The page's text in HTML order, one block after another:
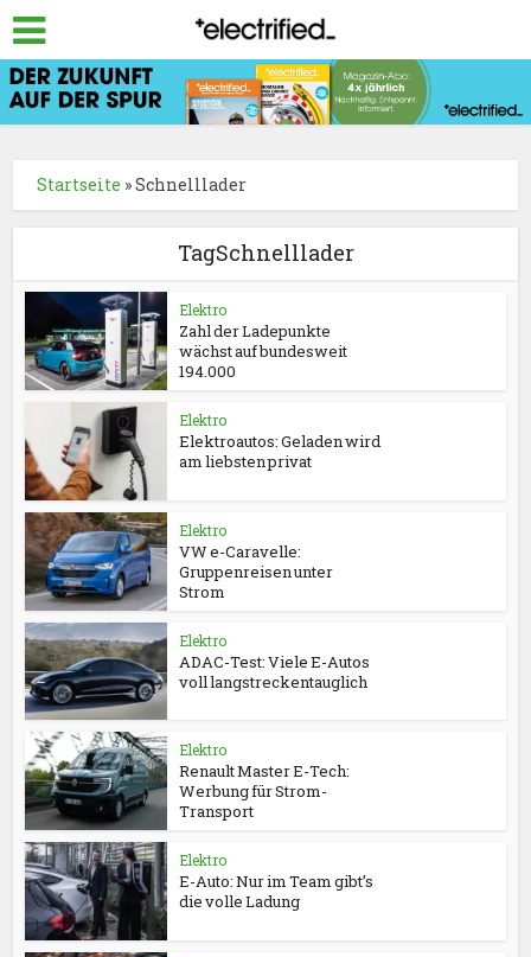
Startseite »Schnelllader
TagSchnelllader
Elektro
Zahl der Ladepunkte
wächst auf bundesweit
194.000
Elektro
Elektroautos: Geladen wird
am liebsten privat
Elektro
VW e-Caravelle:
Gruppenreisen unter
Strom
Elektro
ADAC-Test: Viele E-Autos
voll langstreckentauglich
Elektro
Renault Master E-Tech:
Werbung für Strom-
Transport
Elektro
E-Auto: Nur im Team gibt’s
die volle Ladung